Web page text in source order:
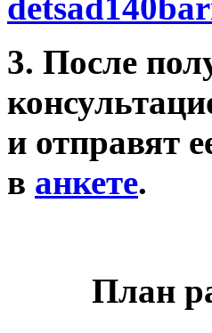
3. После
и отправят
в анкете.
План